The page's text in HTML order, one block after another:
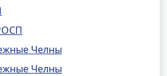
Челны
Челны